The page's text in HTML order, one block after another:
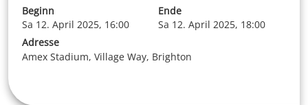
Beginn
Sa 12. April 2025, 16:00
Ende
Sa 12. April 2025, 18:00
Adresse
Amex Stadium, Village Way, Brighton